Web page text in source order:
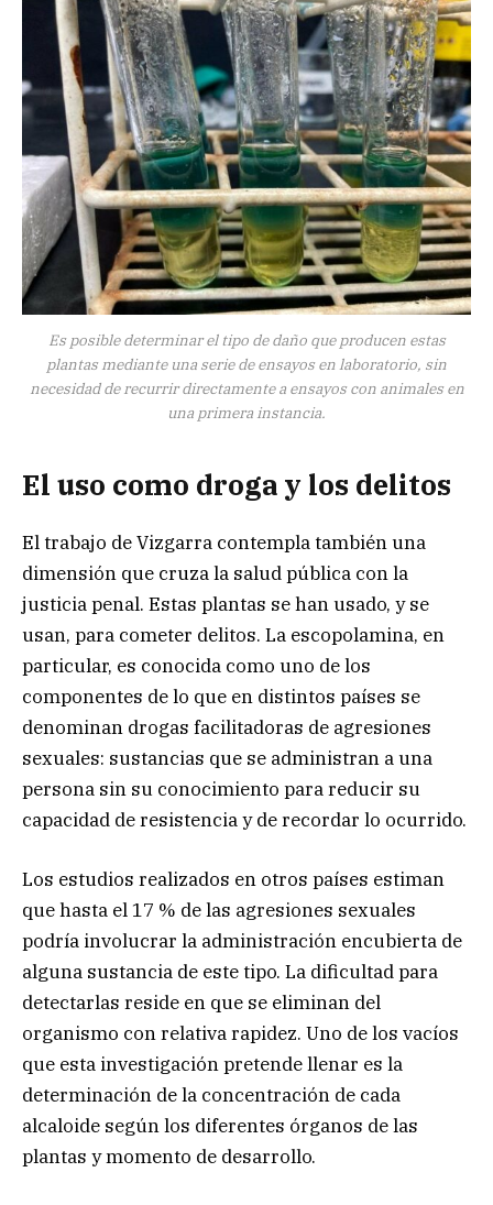
Es posible determinar el tipo de daño que producen estas
plantas mediante una serie de ensayos en laboratorio, sin
necesidad de recurrir directamente a ensayos con animales en
una primera instancia.
El uso como droga y los delitos
El trabajo de Vizgarra contempla también una
dimensión que cruza la salud pública con la
justicia penal. Estas plantas se han usado, y se
usan, para cometer delitos. La escopolamina, en
particular, es conocida como uno de los
componentes de lo que en distintos países se
denominan drogas facilitadoras de agresiones
sexuales: sustancias que se administran a una
persona sin su conocimiento para reducir su
capacidad de resistencia y de recordar lo ocurrido.
Los estudios realizados en otros países estiman
que hasta el 17 % de las agresiones sexuales
podría involucrar la administración encubierta de
alguna sustancia de este tipo. La dificultad para
detectarlas reside en que se eliminan del
organismo con relativa rapidez. Uno de los vacíos
que esta investigación pretende llenar es la
determinación de la concentración de cada
alcaloide según los diferentes órganos de las
plantas y momento de desarrollo.